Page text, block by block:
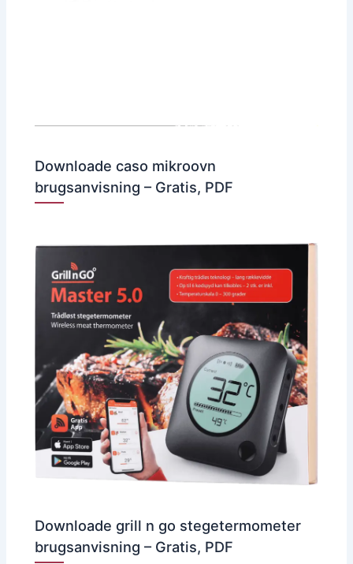
Downloade caso mikroovn
brugsanvisning – Gratis, PDF
Downloade grill n go stegetermometer
brugsanvisning – Gratis, PDF